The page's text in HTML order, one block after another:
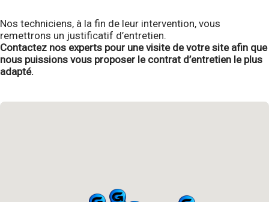
Nos techniciens, à la fin de leur intervention, vous
remettrons un justificatif d’entretien.
Contactez nos experts pour une visite de votre site afin que
nous puissions vous proposer le contrat d’entretien le plus
adapté.